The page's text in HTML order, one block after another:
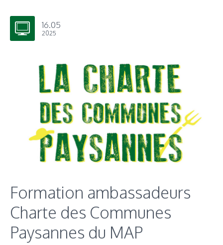
16.05
2025
Formation ambassadeurs
Charte des Communes
Paysannes du MAP